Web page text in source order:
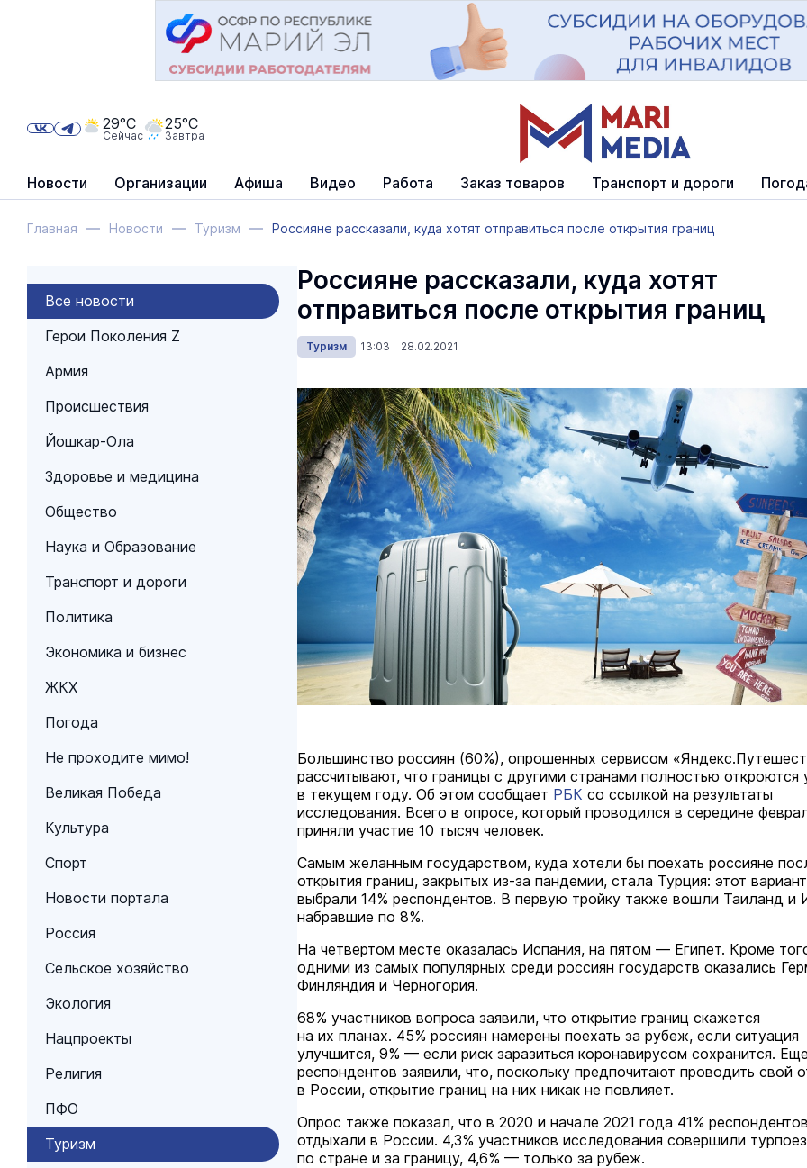
Новости Организации Афиша Видео Работа Заказ товаров Транспорт и дороги
29°C
Сейчас
25°C
Завтра
Главная Новости Туризм Россияне рассказали, куда хотят отправиться после открытия границ
Все новости
Герои Поколения Z
Армия
Происшествия
Йошкар-Ола
Здоровье и медицина
Общество
Наука и Образование
Транспорт и дороги
Политика
Экономика и бизнес
ЖКХ
Погода
Не проходите мимо!
Великая Победа
Культура
Спорт
Новости портала
Россия
Сельское хозяйство
Экология
Нацпроекты
Религия
ПФО
Туризм
Россияне рассказали, куда хотят
отправиться после открытия границ
Туризм 13:03 28.02.2021
Большинство россиян (60%), опрошенных сервисом
рассчитывают, что границы с другими странами полностью откроются
в текущем году. Об этом сообщает РБК со ссылкой на результаты
исследования. Всего в опросе, который проводился в середине
приняли участие 10 тысяч человек.
Самым желанным государством, куда хотели бы поехать россияне
открытия границ, закрытых из-за пандемии, стала Турция: этот вариант
выбрали 14% респондентов. В первую тройку также вошли Таиланд и
набравшие по 8%.
На четвертом месте оказалась Испания, на пятом — Египет. Кроме
одними из самых популярных среди россиян государств оказались
Финляндия и Черногория.
68% участников вопроса заявили, что открытие границ скажется
на их планах. 45% россиян намерены поехать за рубеж, если ситуация
улучшится, 9% — если риск заразиться коронавирусом сохранится.
респондентов заявили, что, поскольку предпочитают проводить свой
в России, открытие границ на них никак не повлияет.
Опрос также показал, что в 2020 и начале 2021 года 41% респондентов
отдыхали в России. 4,3% участников исследования совершили
по стране и за границу, 4,6% — только за рубеж.